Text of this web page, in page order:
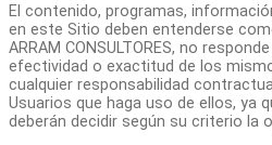
El contenido, programas,
en este Sitio deben entenderse
ARRAM CONSULTORES, no
efectividad o exactitud de los
cualquier responsabilidad
Usuarios que haga uso de ellos, ya
deberán decidir según su criterio la